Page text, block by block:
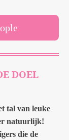
DOEL
tal van leuke
natuurlijk!
die de